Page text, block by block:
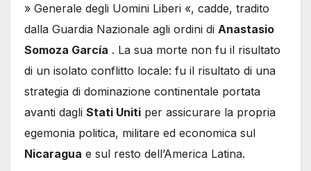
» Generale degli Uomini Liberi «, cadde, tradito
dalla Guardia Nazionale agli ordini di Anastasio
Somoza García . La sua morte non fu il risultato
di un isolato conflitto locale: fu il risultato di una
strategia di dominazione continentale portata
avanti dagli Stati Uniti per assicurare la propria
egemonia politica, militare ed economica sul
Nicaragua e sul resto dell’America Latina.